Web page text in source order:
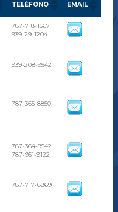
TELÉFONO EMAIL
787-718-1567
939-29-1204
939-208-9542
787-365-8850
787-364-9542
787-951-9122
787-717-6869